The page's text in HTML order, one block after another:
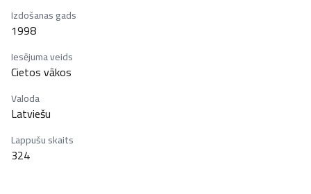
Izdošanas gads
1998
Iesējuma veids
Cietos vākos
Valoda
Latviešu
Lappušu skaits
324